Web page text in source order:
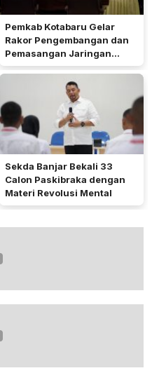
Pemkab Kotabaru Gelar
Rakor Pengembangan dan
Pemasangan Jaringan
Listrik PLN
Sekda Banjar Bekali 33
Calon Paskibraka dengan
Materi Revolusi Mental